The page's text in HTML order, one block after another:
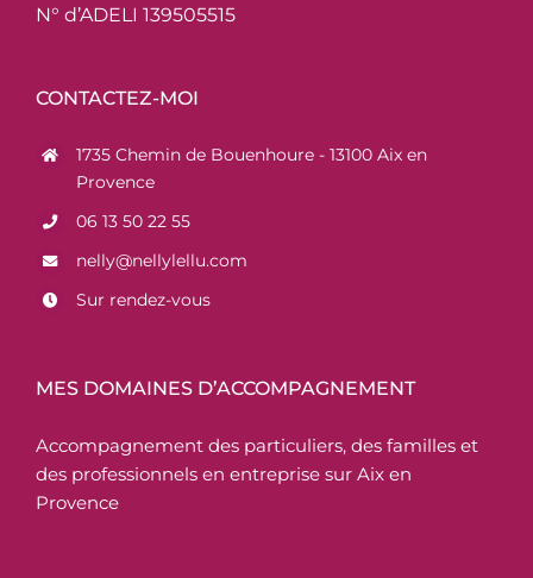
N° d’ADELI 139505515
CONTACTEZ-MOI
1735 Chemin de Bouenhoure - 13100 Aix en
Provence
06 13 50 22 55
nelly@nellylellu.com
Sur rendez-vous
MES DOMAINES D’ACCOMPAGNEMENT
Accompagnement des particuliers, des familles et
des professionnels en entreprise sur Aix en
Provence